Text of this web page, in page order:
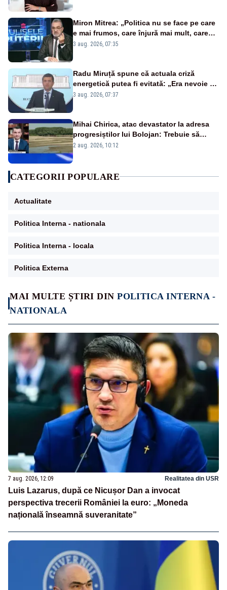
MAI MULTE ȘTIRI DINPOLITICA INTERNA -
NATIONALA
7 aug. 2026, 12:09 Realitatea din USR
Luis Lazarus, după ce Nicușor Dan a invocat
perspectiva trecerii României la euro: „Moneda
națională înseamnă suveranitate”
Miron Mitrea: „Politica nu se face pe care
e mai frumos, care înjură mai mult, care
țipă mai tare, ci pe proiecte”
3 aug. 2026, 07:35
Radu Miruță spune că actuala criză
energetică putea fi evitată: „Era nevoie să
ne facem iarna car și vara sanie”
3 aug. 2026, 07:37
Mihai Chirica, atac devastator la adresa
progresiștilor lui Bolojan: Trebuie să
protejăm și natura, dar nu șținem omaneii
2 aug. 2026, 10:12
CATEGORII POPULARE
Actualitate
Politica Interna - nationala
Politica Interna - locala
Politica Externa